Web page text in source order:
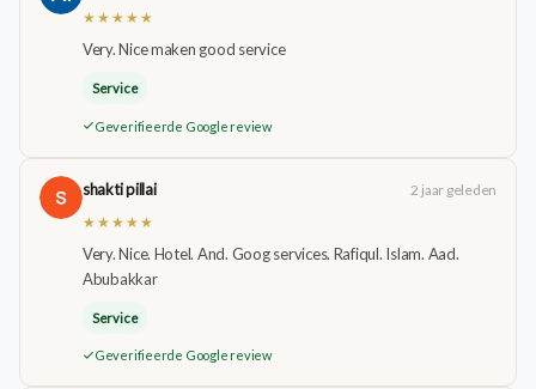
★★★★★
Very. Nice maken good service
Service
Geverifieerde Google review
shakti pillai
2 jaar geleden
★★★★★
Very. Nice. Hotel. And. Goog services. Rafiqul. Islam. Aad.
Abubakkar
Service
Geverifieerde Google review